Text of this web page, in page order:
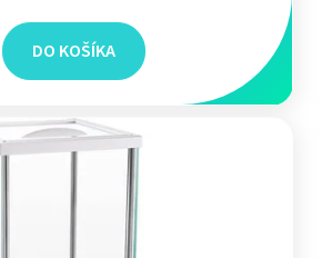
DO KOŠÍKA